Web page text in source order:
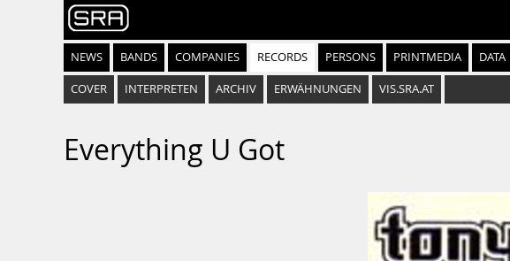
NEWS BANDS COMPANIES RECORDS PERSONS PRINTMEDIA DATA
COVER INTERPRETEN ARCHIV ERWÄHNUNGEN VIS.SRA.AT
Everything U Got